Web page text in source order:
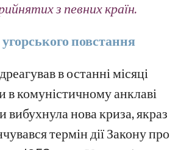
з певних країн.
повстання
в останні місяці
в комуністичному анклаві
вибухнула нова криза, якраз
термін дії Закону про